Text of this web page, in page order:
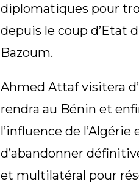
diplomatiques pour
depuis le coup d’Etat
Bazoum.
Ahmed Attaf visitera
rendra au Bénin et
l’influence de
d’abandonner
et multilatéral pour